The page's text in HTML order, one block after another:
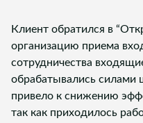
Клиент обратился в
организацию приема
сотрудничества
обрабатывались
привело к снижению
так как приходилось